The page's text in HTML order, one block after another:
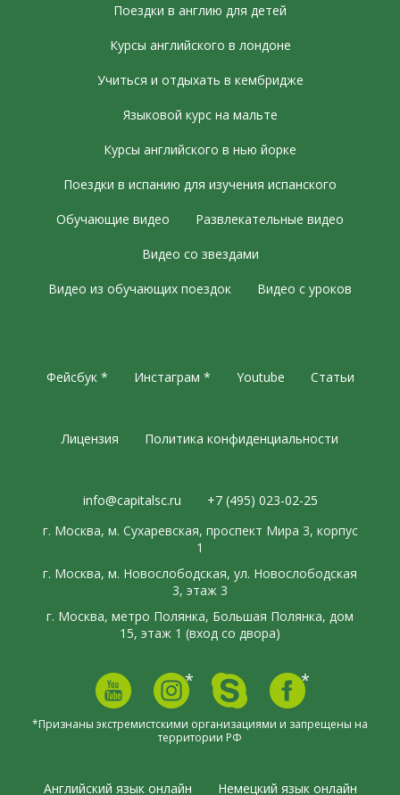
Поездки в англию для детей
Курсы английского в лондоне
Учиться и отдыхать в кембридже
Языковой курс на мальте
Курсы английского в нью йорке
Поездки в испанию для изучения испанского
Обучающие видео Развлекательные видео
Видео со звездами
Видео из обучающих поездок Видео с уроков
Фейсбук * Инстаграм * Youtube Статьи
Лицензия Политика конфиденциальности
info@capitalsc.ru
+7 (495) 023-02-25
г. Москва, м. Сухаревская, проспект Мира 3, корпус
1
г. Москва, м. Новослободская, ул. Новослободская
3, этаж 3
г. Москва, метро Полянка, Большая Полянка, дом
15, этаж 1 (вход со двора)
* *
*Признаны экстремистскими организациями и запрещены на
территории РФ
Английский язык онлайн Немецкий язык онлайн